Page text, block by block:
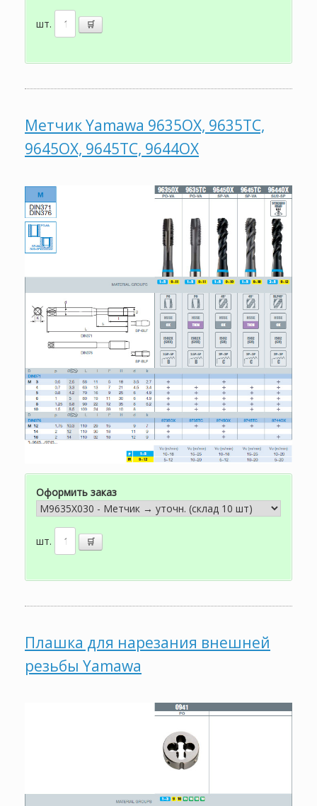
шт.
Метчик Yamawa 9635OX, 9635TC,
9645OX, 9645TC, 9644OX
Оформить заказ
шт.
Плашка для нарезания внешней
резьбы Yamawa